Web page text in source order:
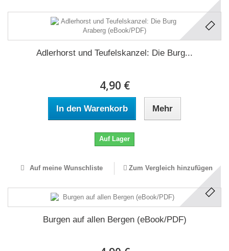
Adlerhorst und Teufelskanzel: Die Burg...
4,90 €
In den Warenkorb Mehr
Auf Lager
Auf meine Wunschliste Zum Vergleich hinzufügen
Burgen auf allen Bergen (eBook/PDF)